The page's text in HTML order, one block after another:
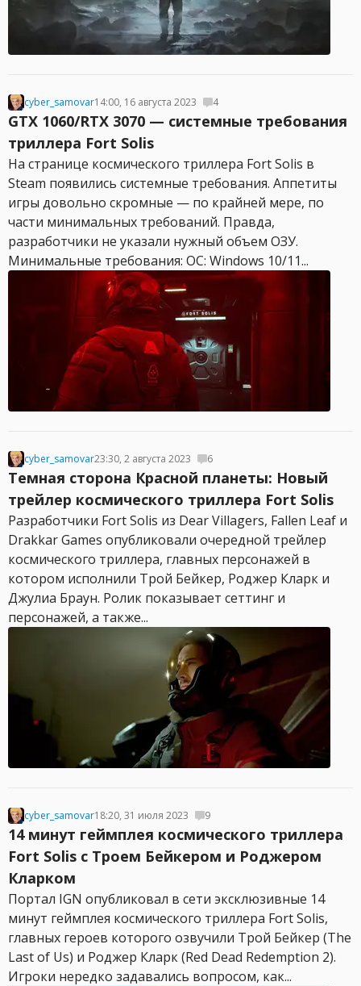
cyber_samovar14:00, 16 августа 2023 4
GTX 1060/RTX 3070 — системные требования
триллера Fort Solis
На странице космического триллера Fort Solis в
Steam появились системные требования. Аппетиты
игры довольно скромные — по крайней мере, по
части минимальных требований. Правда,
разработчики не указали нужный объем ОЗУ.
Минимальные требования: ОС: Windows 10/11...
cyber_samovar23:30, 2 августа 2023 6
Темная сторона Красной планеты: Новый
трейлер космического триллера Fort Solis
Разработчики Fort Solis из Dear Villagers, Fallen Leaf и
Drakkar Games опубликовали очередной трейлер
космического триллера, главных персонажей в
котором исполнили Трой Бейкер, Роджер Кларк и
Джулиа Браун. Ролик показывает сеттинг и
персонажей, а также...
cyber_samovar18:20, 31 июля 2023 9
14 минут геймплея космического триллера
Fort Solis c Троем Бейкером и Роджером
Кларком
Портал IGN опубликовал в сети эксклюзивные 14
минут геймплея космического триллера Fort Solis,
главных героев которого озвучили Трой Бейкер (The
Last of Us) и Роджер Кларк (Red Dead Redemption 2).
Игроки нередко задавались вопросом, как...